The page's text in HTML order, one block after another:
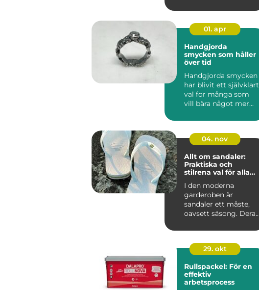
för mån...
01. apr
Handgjorda
smycken som håller
över tid
Handgjorda smycken
har blivit ett självklart
val för många som
vill bära något mer
04. nov
Allt om sandaler:
Praktiska och
stilrena val för alla
I den moderna
garderoben är
sandaler ett måste,
oavsett säsong. Deras
29. okt
Rullspackel: För en
effektiv
arbetsprocess